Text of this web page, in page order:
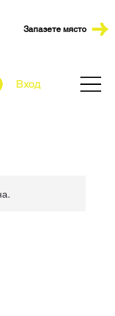
Вход
Запазете място